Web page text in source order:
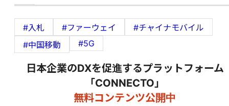
#入札 #ファーウェイ
#チャイナモバイル
#中国移動
#5G
日本企業のDXを促進するプラットフォーム
「CONNECTO」
無料コンテンツ公開中